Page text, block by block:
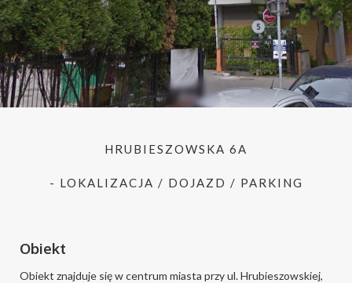
HRUBIESZOWSKA 6A
- LOKALIZACJA / DOJAZD / PARKING
Obiekt
Obiekt znajduje się w centrum miasta przy ul. Hrubieszowskiej,